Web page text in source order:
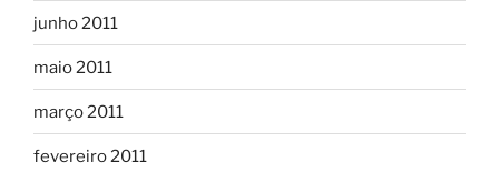
junho 2011
maio 2011
março 2011
fevereiro 2011